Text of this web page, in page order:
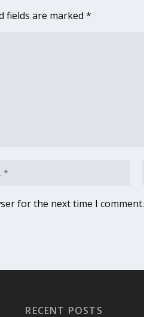
fields are marked*
for the next time I comment.
RECENT POSTS